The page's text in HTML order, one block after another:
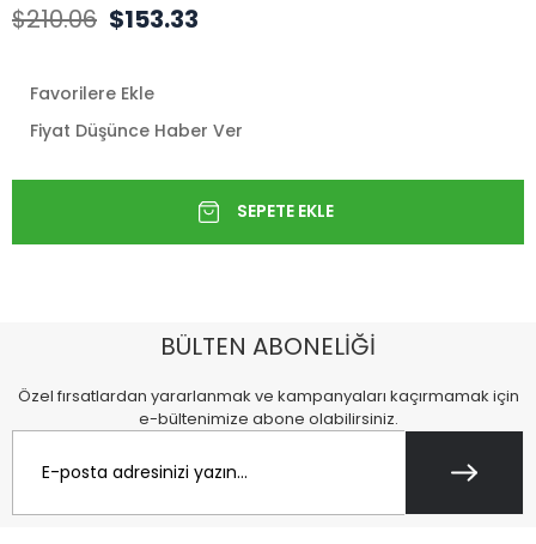
$210.06 $153.33
Favorilere Ekle
Fiyat Düşünce Haber Ver
BÜLTEN ABONELİĞİ
Özel fırsatlardan yararlanmak ve kampanyaları kaçırmamak için
e-bültenimize abone olabilirsiniz.